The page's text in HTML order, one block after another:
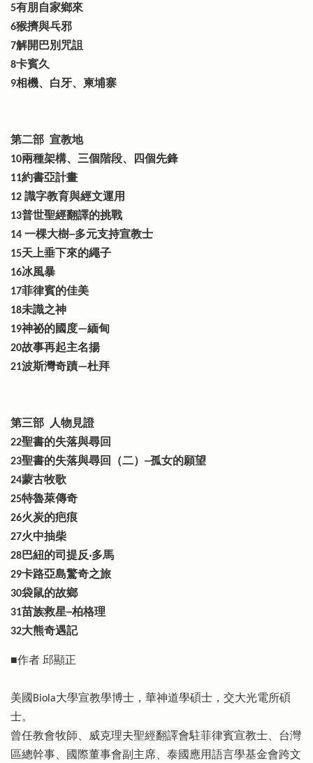
5有朋自家鄉來
6猴擠與乓邪
7解開巴別咒詛
8卡賓久
9相機、白牙、柬埔寨
第二部 宣教地
10兩種架構、三個階段、四個先鋒
11約書亞計畫
12 識字教育與經文運用
13普世聖經翻譯的挑戰
14 一棵大樹─多元支持宣教士
15天上垂下來的繩子
16冰風暴
17菲律賓的佳美
18未識之神
19神祕的國度—緬甸
20故事再起主名揚
21波斯灣奇蹟—杜拜
第三部 人物見證
22聖書的失落與尋回
23聖書的失落與尋回（二）─孤女的願望
24蒙古牧歌
25特魯萊傳奇
26火炭的疤痕
27火中抽柴
28巴紐的司提反‧多馬
29卡路亞島驚奇之旅
30袋鼠的故鄉
31苗族救星─柏格理
32大熊奇遇記
■作者 邱顯正
美國Biola大學宣教學博士，華神道學碩士，交大光電所碩
士。
曾任教會牧師、威克理夫聖經翻譯會駐菲律賓宣教士、台灣
區總幹事、國際董事會副主席、泰國應用語言學基金會跨文